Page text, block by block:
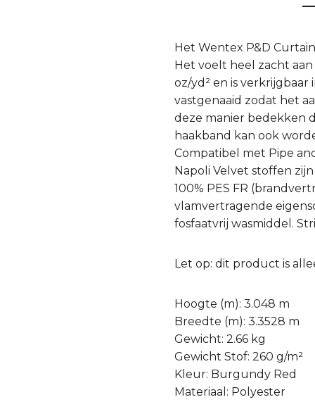
Het Wentex P&D
Het voelt heel zacht
oz/yd² en is verkrijgbaar
vastgenaaid zodat het
deze manier bedekken
haakband kan ook
Compatibel met Pipe
Napoli Velvet stoffen
100% PES FR
vlamvertragende
fosfaatvrij wasmiddel.
Let op: dit product is
Hoogte (m): 3.048 m
Breedte (m): 3.3528 m
Gewicht: 2.66 kg
Gewicht Stof: 260 g/m²
Kleur: Burgundy Red
Materiaal: Polyester